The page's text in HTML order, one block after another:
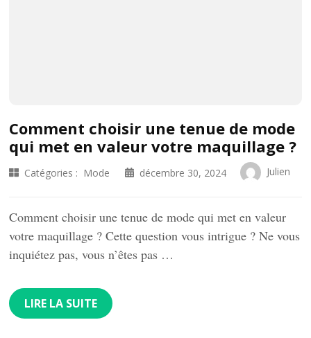
Comment choisir une tenue de mode
qui met en valeur votre maquillage ?
Catégories : Mode décembre 30, 2024 Julien
Comment choisir une tenue de mode qui met en valeur
votre maquillage ? Cette question vous intrigue ? Ne vous
inquiétez pas, vous n’êtes pas …
LIRE LA SUITE